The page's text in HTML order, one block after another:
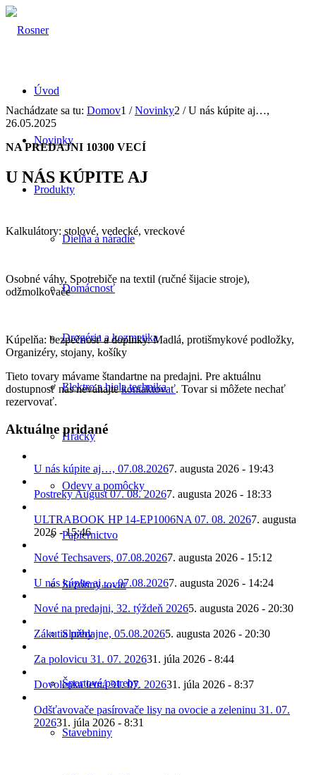
Úvod
Novinky
Produkty
Dielňa a náradie
Domácnosť
Drogéria a kozmetika
Elektro a biela technika
Hračky
Odevy a pomôcky
Papiernictvo
Sezónny tovar
Služby
Športové potreby
Stavebniny
Nachádzate sa tu: Domov1 / Novinky2 / U nás kúpite aj…,
26.05.2025
NA PREDAJNI 10300 VECÍ
U NÁS KÚPITE AJ
Kalkulátory: stolové, vedecké, vreckové
Osobné váhy, Spotrebiče na textil (ručné šijacie stroje),
odžmolkovače
Kúpelňa: bezpečnosť a doplnky. Madlá, protišmykové podložky,
Organizéry, stojany, košíky
Tieto tovary mávame štandartne na predajni. Pre aktuálnu
dostupnosť nás neváhajtekontaktovať. Tovar si môžete nechať
rezervovať.
Aktuálne pridané
U nás kúpite aj…, 07.08.20267. augusta 2026 - 19:43
Postreky August 07. 08. 20267. augusta 2026 - 18:33
ULTRABOOK HP 14-EP1006NA 07. 08. 20267. augusta
2026 - 15:46
Nové Techsavers, 07.08.20267. augusta 2026 - 15:12
U nás kúpite aj…, 07.08.20267. augusta 2026 - 14:24
Nové na predajni, 32. týždeň 20265. augusta 2026 - 20:30
Zákutia predajne, 05.08.20265. augusta 2026 - 20:30
Za polovicu 31. 07. 202631. júla 2026 - 8:44
Dovolenka letná 31. 07. 202631. júla 2026 - 8:37
Odšťavovače pasírovače lisy na ovocie a zeleninu 31. 07.
202631. júla 2026 - 8:31